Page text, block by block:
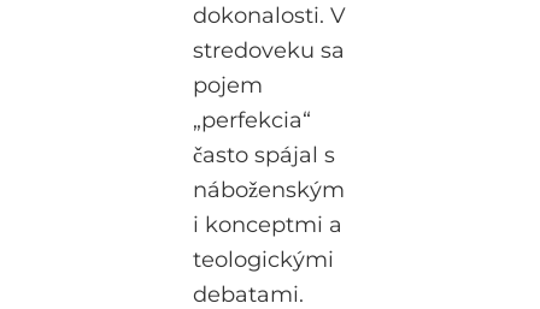
dokonalosti. V
stredoveku sa
pojem
„perfekcia“
často spájal s
náboženským
i konceptmi a
teologickými
debatami.